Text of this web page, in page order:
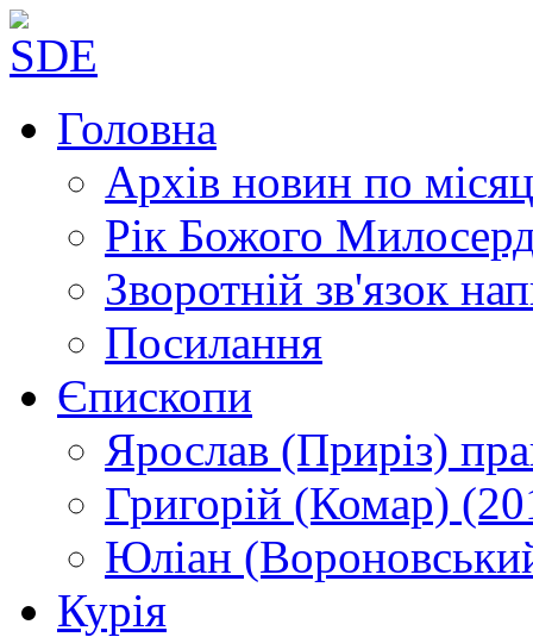
Головна
Архів новин по
Рік Божого
Зворотній зв'язок
Посилання
Єпископи
Ярослав (Приріз)
Григорій (Комар)
Юліан
Курія